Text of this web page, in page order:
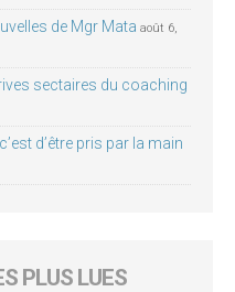
de Mgr Mata août 6,
sectaires du coaching
d’être pris par la main
PLUS LUES